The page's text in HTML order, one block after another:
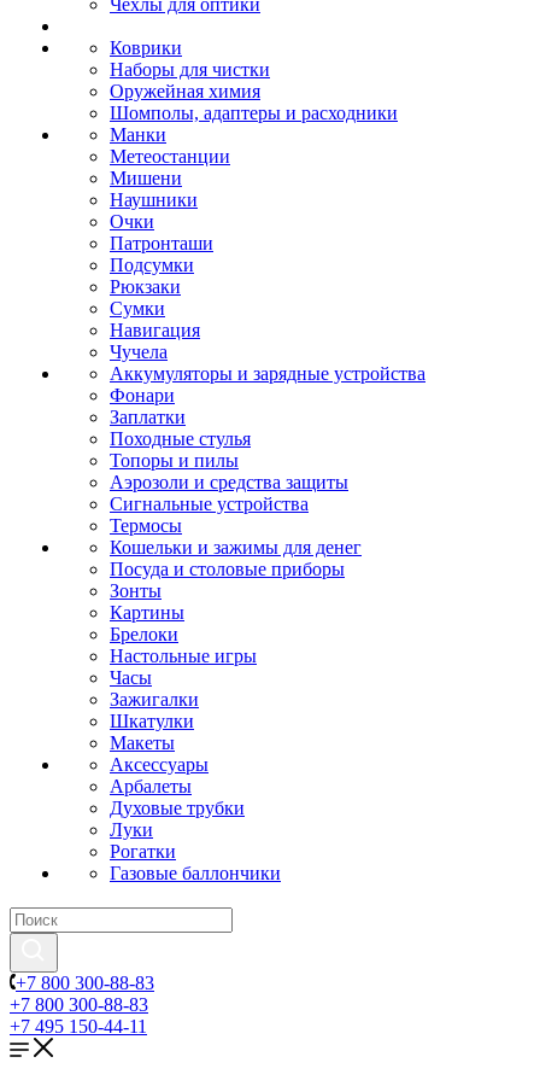
Чехлы для оптики
Коврики
Наборы для чистки
Оружейная химия
Шомполы, адаптеры и расходники
Манки
Метеостанции
Мишени
Наушники
Очки
Патронташи
Подсумки
Рюкзаки
Сумки
Навигация
Чучела
Аккумуляторы и зарядные устройства
Фонари
Заплатки
Походные стулья
Топоры и пилы
Аэрозоли и средства защиты
Сигнальные устройства
Термосы
Кошельки и зажимы для денег
Посуда и столовые приборы
Зонты
Картины
Брелоки
Настольные игры
Часы
Зажигалки
Шкатулки
Макеты
Аксессуары
Арбалеты
Духовые трубки
Луки
Рогатки
Газовые баллончики
+7 800 300-88-83
+7 800 300-88-83
+7 495 150-44-11